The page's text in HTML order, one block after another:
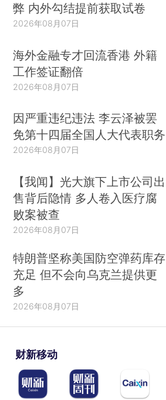
弊 内外勾结提前获取试卷
2026年08月07日
海外金融专才回流香港 外籍
工作签证翻倍
2026年08月07日
因严重违纪违法 李云泽被罢
免第十四届全国人大代表职务
2026年08月07日
【我闻】光大旗下上市公司出
售背后隐情 多人卷入医疗腐
败案被查
2026年08月07日
特朗普坚称美国防空弹药库存
充足 但不会向乌克兰提供更
多
2026年08月07日
财新移动